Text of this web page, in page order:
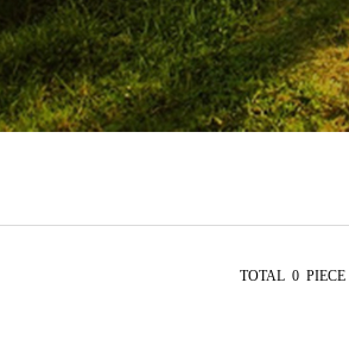
TOTAL 0 PIECE